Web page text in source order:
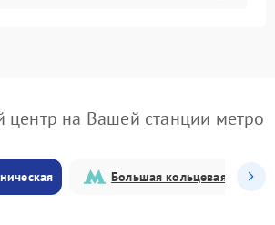
на Вашей станции метро
Большая кольцевая